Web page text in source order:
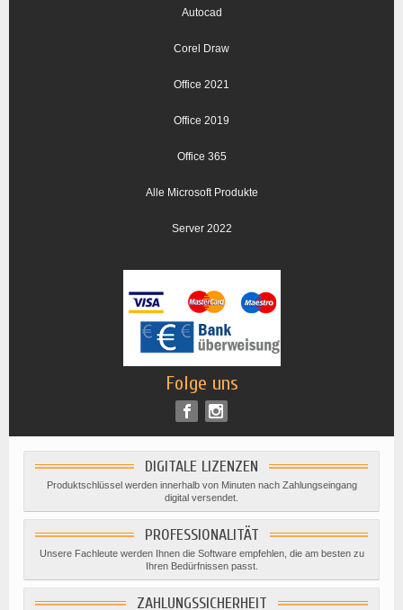
Autocad
Corel Draw
Office 2021
Office 2019
Office 365
Alle Microsoft Produkte
Server 2022
Folge uns
DIGITALE LIZENZEN
Produktschlüssel werden innerhalb von Minuten nach Zahlungseingang
digital versendet.
PROFESSIONALITÄT
Unsere Fachleute werden Ihnen die Software empfehlen, die am besten zu
Ihren Bedürfnissen passt.
ZAHLUNGSSICHERHEIT